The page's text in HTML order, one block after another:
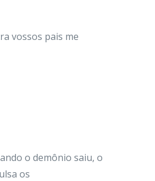
vossos pais me
o demônio saiu, o
os